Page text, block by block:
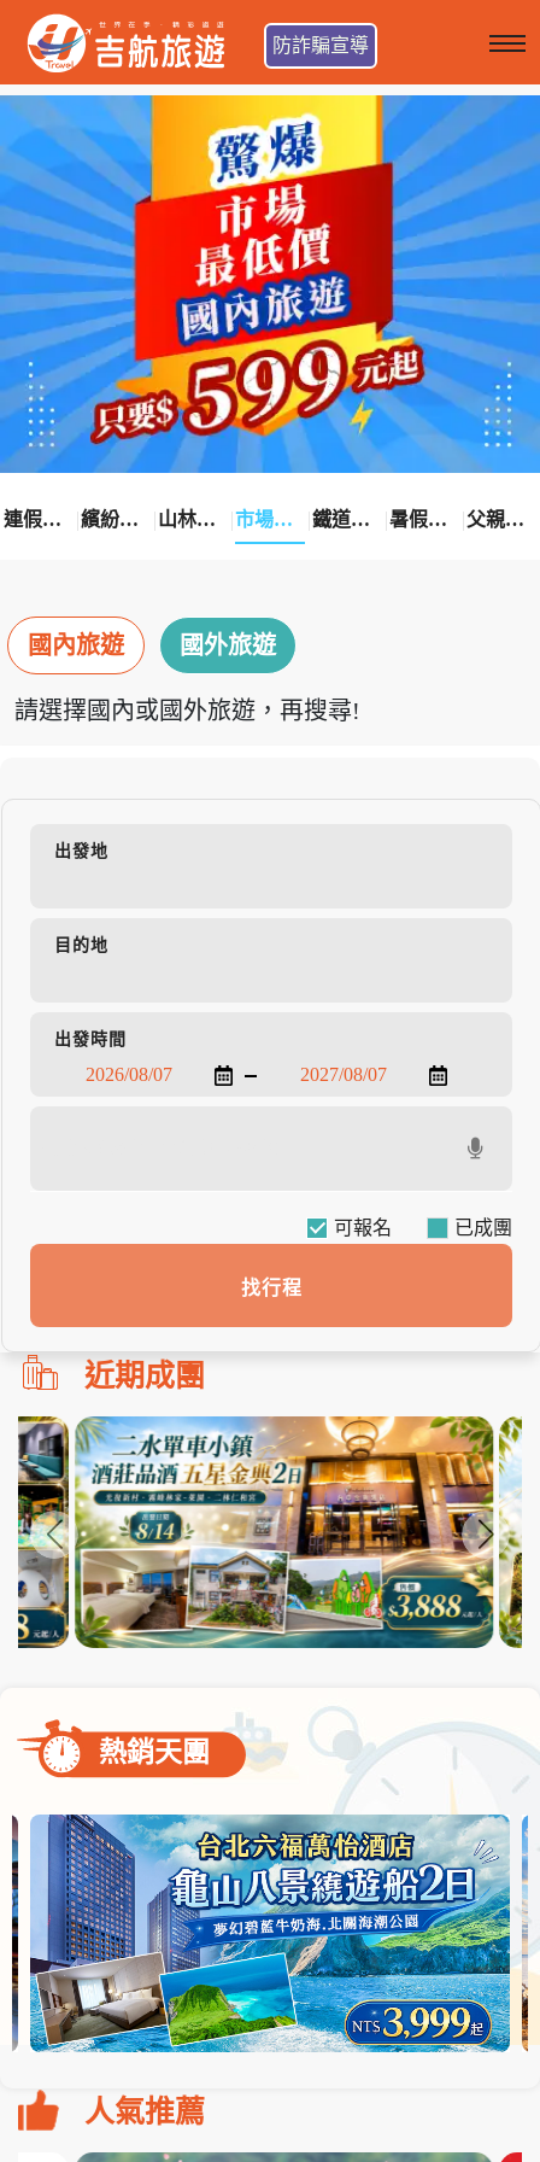
防詐騙宣導
連假卡位趣 繽紛花漾季 山林輕旅行 市場最低價 鐵道觀光之旅 暑假熱賣中 父親節優惠
國內旅遊 國外旅遊
請選擇國內或國外旅遊，再搜尋!
出發地
目的地
出發時間
可報名
找行程
刪!!
搜
尋
bar
使
用
近期成團
熱銷天團
人氣推薦